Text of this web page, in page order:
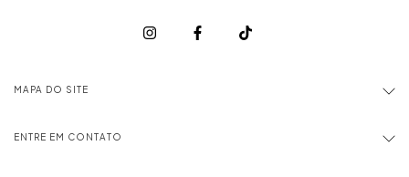
MAPA DO SITE
ENTRE EM CONTATO